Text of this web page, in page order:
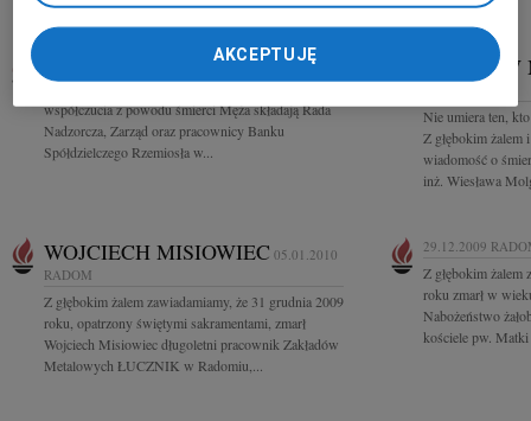
Pani Kazimierze Twarowskiej wyrazy głębokiego
współczucia z powodu śmierci Męża składają Rada
Nadzorcza, Zarząd oraz pracownicy Banku
Spółdzielczego Rzemiosła w...
Nie umiera ten,
Z głębokim
wiadomość o
inż. Wiesława
WOJCIECH MISIOWIEC 05.01.2010
RADOM
Z głębokim żalem zawiadamiamy, że 31 grudnia 2009
roku, opatrzony świętymi sakramentami, zmarł
Wojciech Misiowiec długoletni pracownik Zakładów
Metalowych ŁUCZNIK w Radomiu,...
29.12.2009
Z głębokim żalem
roku zmarł w
Nabożeństwo
kościele pw.
AKCEPTUJĘ